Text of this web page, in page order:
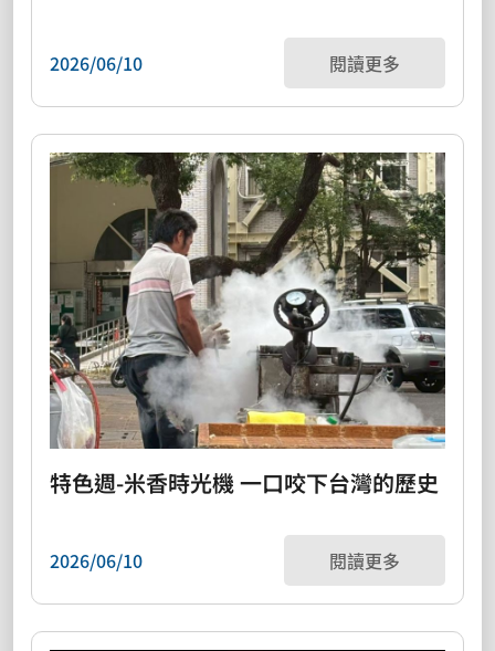
2026/06/10 閱讀更多
特色週-米香時光機 一口咬下台灣的歷史
2026/06/10 閱讀更多